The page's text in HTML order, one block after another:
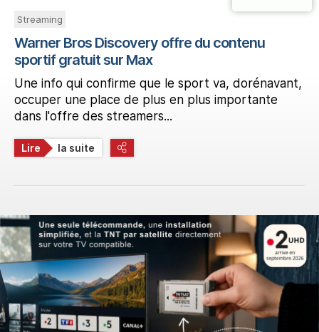
Streaming
Warner Bros Discovery offre du contenu
sportif gratuit sur Max
Une info qui confirme que le sport va, dorénavant,
occuper une place de plus en plus importante
dans l'offre des streamers...
Lire la suite